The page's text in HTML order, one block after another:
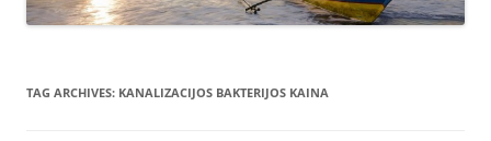
TAG ARCHIVES: KANALIZACIJOS BAKTERIJOS KAINA